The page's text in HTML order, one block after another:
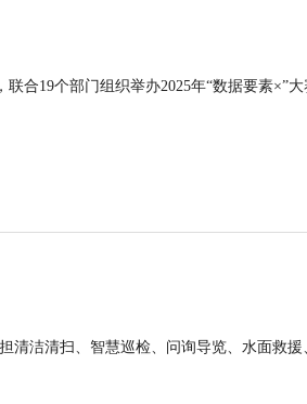
合19个部门组织举办2025年“数据要素×”大
清洁清扫、智慧巡检、问询导览、水面救援